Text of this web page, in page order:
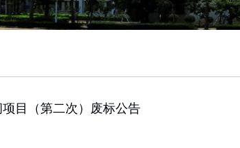
目（第二次）废标公告